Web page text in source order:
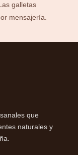
galletas
mensajería.
que
naturales y